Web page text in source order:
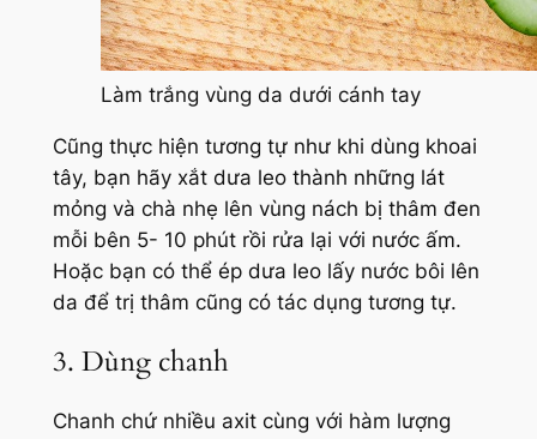
Làm trắng vùng da dưới cánh tay
Cũng thực hiện tương tự như khi dùng khoai
tây, bạn hãy xắt dưa leo thành những lát
mỏng và chà nhẹ lên vùng nách bị thâm đen
mỗi bên 5- 10 phút rồi rửa lại với nước ấm.
Hoặc bạn có thể ép dưa leo lấy nước bôi lên
da để trị thâm cũng có tác dụng tương tự.
3. Dùng chanh
Chanh chứ nhiều axit cùng với hàm lượng